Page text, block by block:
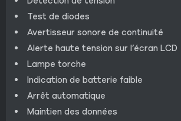
Test de diodes
Avertisseur sonore de continuité
Alerte haute tension sur l’écran LCD
Lampe torche
Indication de batterie faible
Arrêt automatique
Maintien des données